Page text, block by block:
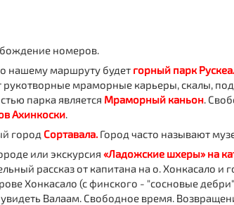
номеров.
нашему маршруту будет горный парк
рукотворные мраморные карьеры, скалы,
парка является Мраморный каньон.
Ахинкоски.
город Сортавала. Город часто называют
или экскурсия«Ладожские шхеры» на
рассказ от капитана на о. Хонкасало
Хонкасало (с финского - "сосновые
Валаам. Свободное время.